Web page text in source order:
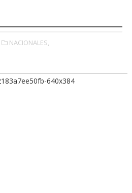
NACIONALES,